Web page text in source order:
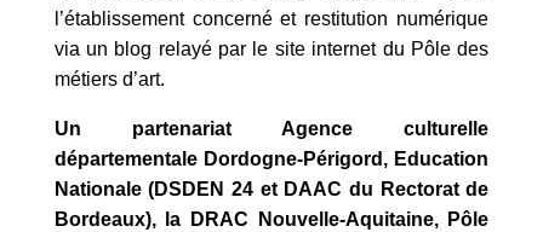
l’établissement concerné et restitution numérique
via un blog relayé par le site internet du Pôle des
métiers d’art.
Un partenariat Agence culturelle
départementale Dordogne-Périgord, Education
Nationale (DSDEN 24 et DAAC du Rectorat de
Bordeaux), la DRAC Nouvelle-Aquitaine, Pôle